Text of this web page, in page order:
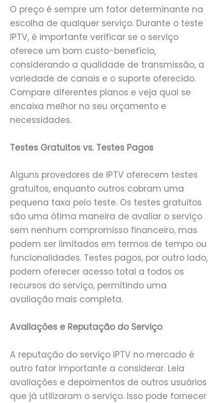
O preço é sempre um fator determinante na
escolha de qualquer serviço. Durante o teste
IPTV, é importante verificar se o serviço
oferece um bom custo-benefício,
considerando a qualidade de transmissão, a
variedade de canais e o suporte oferecido.
Compare diferentes planos e veja qual se
encaixa melhor no seu orçamento e
necessidades.
Testes Gratuitos vs. Testes Pagos
Alguns provedores de IPTV oferecem testes
gratuitos, enquanto outros cobram uma
pequena taxa pelo teste. Os testes gratuitos
são uma ótima maneira de avaliar o serviço
sem nenhum compromisso financeiro, mas
podem ser limitados em termos de tempo ou
funcionalidades. Testes pagos, por outro lado,
podem oferecer acesso total a todos os
recursos do serviço, permitindo uma
avaliação mais completa.
Avaliações e Reputação do Serviço
A reputação do serviço IPTV no mercado é
outro fator importante a considerar. Leia
avaliações e depoimentos de outros usuários
que já utilizaram o serviço. Isso pode fornecer